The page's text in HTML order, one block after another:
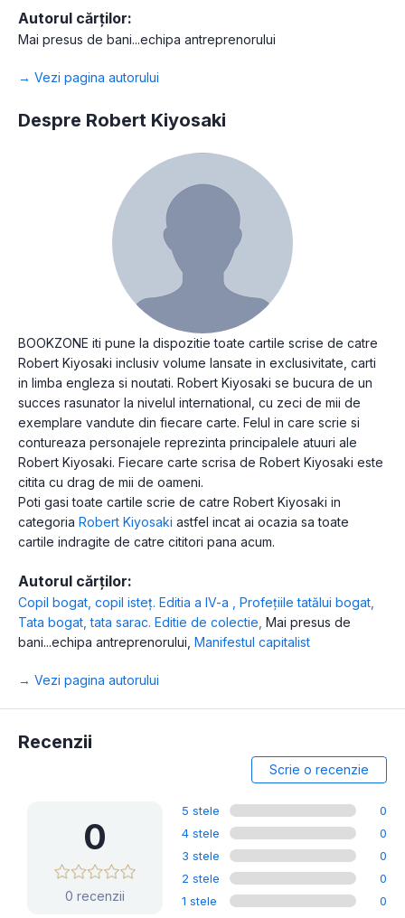
Autorul cărților:
Mai presus de bani...echipa antreprenorului
→ Vezi pagina autorului
Despre Robert Kiyosaki
BOOKZONE iti pune la dispozitie toate cartile scrise de catre
Robert Kiyosaki inclusiv volume lansate in exclusivitate, carti
in limba engleza si noutati. Robert Kiyosaki se bucura de un
succes rasunator la nivelul international, cu zeci de mii de
exemplare vandute din fiecare carte. Felul in care scrie si
contureaza personajele reprezinta principalele atuuri ale
Robert Kiyosaki. Fiecare carte scrisa de Robert Kiyosaki este
citita cu drag de mii de oameni.
Poti gasi toate cartile scrie de catre Robert Kiyosaki in
categoria Robert Kiyosaki astfel incat ai ocazia sa toate
cartile indragite de catre cititori pana acum.
Autorul cărților:
Copil bogat, copil isteț. Editia a lV-a Profețiile tatălui bogat
Tata bogat, tata sarac. Editie de colectie Mai presus de
bani...echipa antreprenorului Manifestul capitalist
→ Vezi pagina autorului
Recenzii
Scrie o recenzie
0
0 recenzii
5 stele
0
4 stele
0
3 stele
0
2 stele
0
1 stele
0